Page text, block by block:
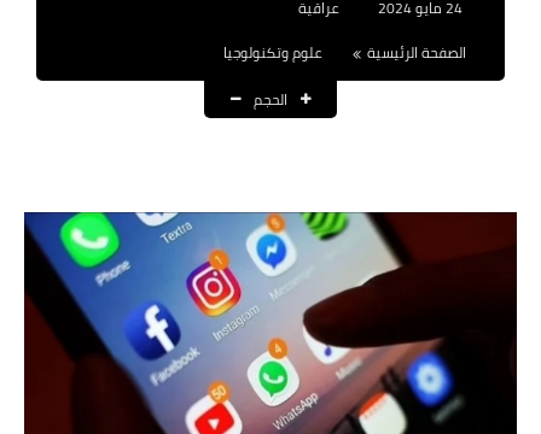
العقود والاجور اليومية
القروض والسلف
المنح المالية
قطع الاراضي
اخبار العراق
24 مايو 2024
عراقية
الصفحة الرئيسية
علوم وتكنولوجيا
الحجم